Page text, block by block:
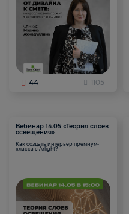
44 1105
Вебинар 14.05 «Теория слоев
освещения»
Как создать интерьер премиум-
класса с Arlight?